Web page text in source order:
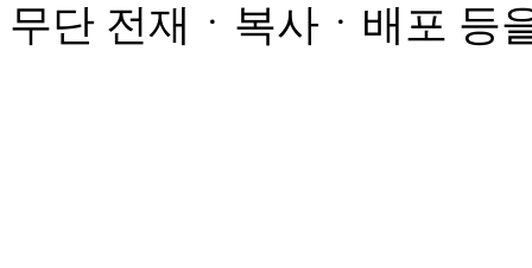
무단 전재ㆍ복사ㆍ배포 등